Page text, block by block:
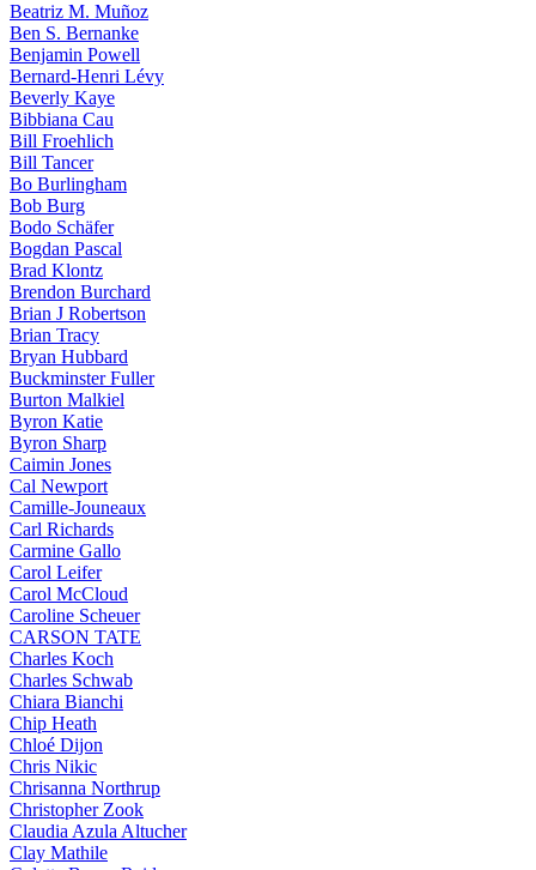
Beatriz M. Muñoz
Ben S. Bernanke
Benjamin Powell
Bernard-Henri Lévy
Beverly Kaye
Bibbiana Cau
Bill Froehlich
Bill Tancer
Bo Burlingham
Bob Burg
Bodo Schäfer
Bogdan Pascal
Brad Klontz
Brendon Burchard
Brian J Robertson
Brian Tracy
Bryan Hubbard
Buckminster Fuller
Burton Malkiel
Byron Katie
Byron Sharp
Caimin Jones
Cal Newport
Camille-Jouneaux
Carl Richards
Carmine Gallo
Carol Leifer
Carol McCloud
Caroline Scheuer
CARSON TATE
Charles Koch
Charles Schwab
Chiara Bianchi
Chip Heath
Chloé Dijon
Chris Nikic
Chrisanna Northrup
Christopher Zook
Claudia Azula Altucher
Clay Mathile